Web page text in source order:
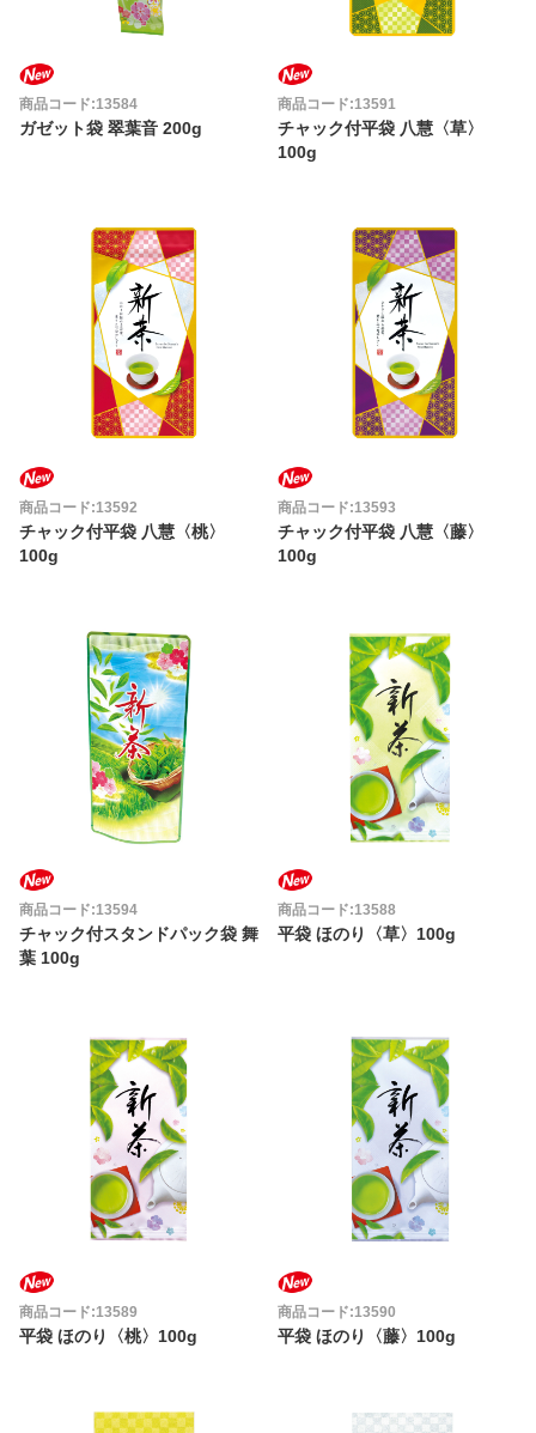
商品コード:13584
ガゼット袋 翠葉音 200g
商品コード:13591
チャック付平袋 八慧〈草〉
100g
商品コード:13592
チャック付平袋 八慧〈桃〉
100g
商品コード:13593
チャック付平袋 八慧〈藤〉
100g
商品コード:13594
チャック付スタンドパック袋 舞
葉 100g
商品コード:13588
平袋 ほのり〈草〉100g
商品コード:13589
平袋 ほのり〈桃〉100g
商品コード:13590
平袋 ほのり〈藤〉100g